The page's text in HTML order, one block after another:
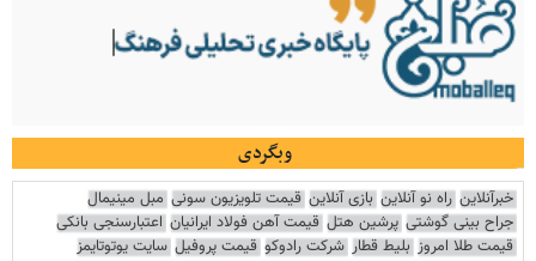
وبگردی
خبرآنلاین راه نو آنلاین بازی آنلاین قیمت تلویزیون سونی مبل مینیمال
جراح بینی گوشتی پرشین هتل قیمت آهن فولاد ایرانیان اعتبارسنجی بانکی
قیمت طلا امروز بلیط قطار شرکت رادوکو قیمت پروفیل سایت یوتوتایمز